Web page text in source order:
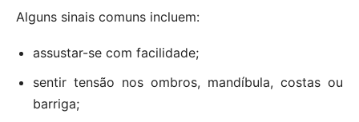
Alguns sinais comuns incluem:
assustar-se com facilidade;
sentir tensão nos ombros, mandíbula, costas ou
barriga;